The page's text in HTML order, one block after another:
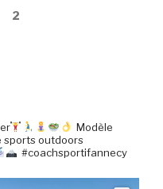
2
Modèle
sports outdoors
#coachsportifannecy